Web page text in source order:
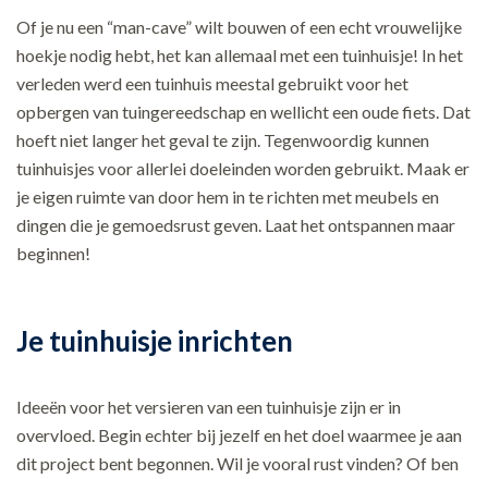
Of je nu een “man-cave” wilt bouwen of een echt vrouwelijke
hoekje nodig hebt, het kan allemaal met een tuinhuisje! In het
verleden werd een tuinhuis meestal gebruikt voor het
opbergen van tuingereedschap en wellicht een oude fiets. Dat
hoeft niet langer het geval te zijn. Tegenwoordig kunnen
tuinhuisjes voor allerlei doeleinden worden gebruikt. Maak er
je eigen ruimte van door hem in te richten met meubels en
dingen die je gemoedsrust geven. Laat het ontspannen maar
beginnen!
Je tuinhuisje inrichten
Ideeën voor het versieren van een tuinhuisje zijn er in
overvloed. Begin echter bij jezelf en het doel waarmee je aan
dit project bent begonnen. Wil je vooral rust vinden? Of ben